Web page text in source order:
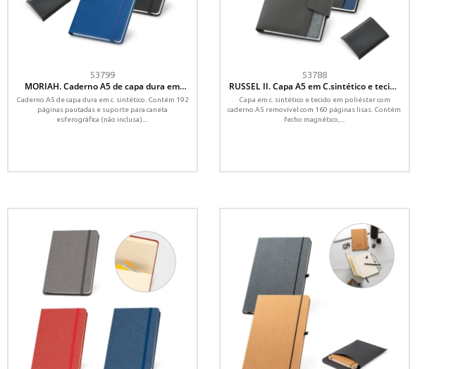
53799
MORIAH. Caderno A5 de capa dura em
c.sintético com páginas pautadas
Caderno A5 de capa dura em c. sintético. Contém 192
páginas pautadas e suporte para caneta
esferográfica (não inclusa)....
53788
RUSSEL II. Capa A5 em C.sintético e tecido
em poliéster com bloco páginas lisas
Capa em c. sintético e tecido em poliéster com
caderno A5 removível com 160 páginas lisas. Contém
fecho magnético,...